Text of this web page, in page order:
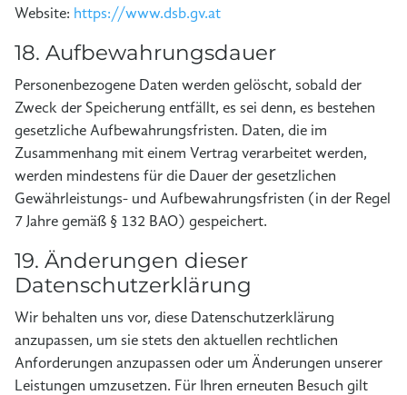
Website: https://www.dsb.gv.at
18. Aufbewahrungsdauer
Personenbezogene Daten werden gelöscht, sobald der
Zweck der Speicherung entfällt, es sei denn, es bestehen
gesetzliche Aufbewahrungsfristen. Daten, die im
Zusammenhang mit einem Vertrag verarbeitet werden,
werden mindestens für die Dauer der gesetzlichen
Gewährleistungs- und Aufbewahrungsfristen (in der Regel
7 Jahre gemäß § 132 BAO) gespeichert.
19. Änderungen dieser
Datenschutzerklärung
Wir behalten uns vor, diese Datenschutzerklärung
anzupassen, um sie stets den aktuellen rechtlichen
Anforderungen anzupassen oder um Änderungen unserer
Leistungen umzusetzen. Für Ihren erneuten Besuch gilt